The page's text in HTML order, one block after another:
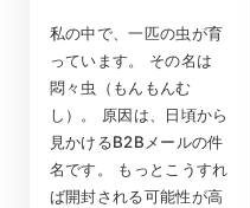
私の中で、一匹の虫が育
っています。 その名は
悶々虫（もんもんむ
し）。 原因は、日頃から
見かけるB2Bメールの件
名です。 もっとこうすれ
ば開封される可能性が高